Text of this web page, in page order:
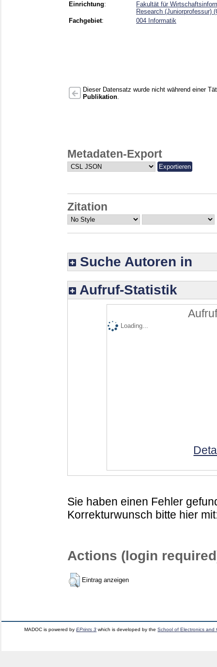
Einrichtung:
Fakultät für
Research (Juniorprofessur)
Fachgebiet: 004 Informatik
Dieser Datensatz wurde nicht während einer
Publikation
Metadaten-Export
Zitation
Suche Autoren in
Aufruf-Statistik
Loading...
Sie haben einen Fehler
Korrekturwunsch bitte hier
Actions (login
Eintrag anzeigen
MADOC is powered byEPrints 3 which is developed by theSchool of Electronics and